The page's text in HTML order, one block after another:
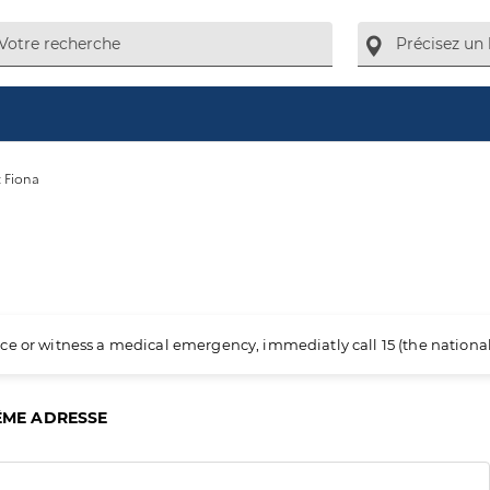
Fiona
or witness a medical emergency, immediatly call 15 (the
ADRESSE